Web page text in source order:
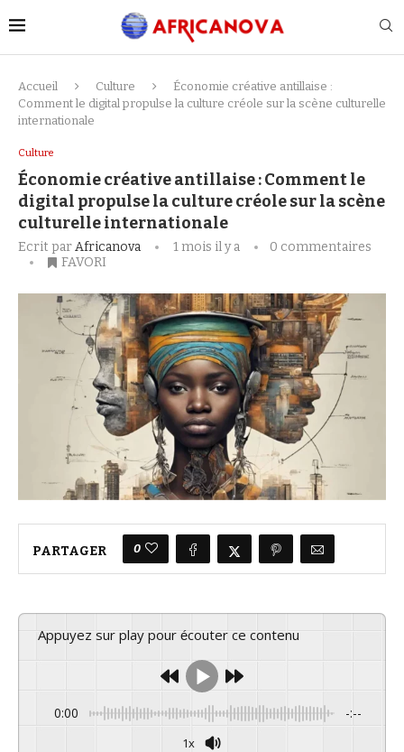
Accueil Culture
Économie créative antillaise :
Comment le digital propulse la culture créole sur la scène culturelle
internationale
Culture
Économie créative antillaise : Comment le
digital propulse la culture créole sur la scène
culturelle internationale
Ecrit parAfricanova 1 mois il y a
0 commentaires
FAVORI
PARTAGER 0
Appuyez sur play pour écouter ce contenu
0:00 -:--
1x